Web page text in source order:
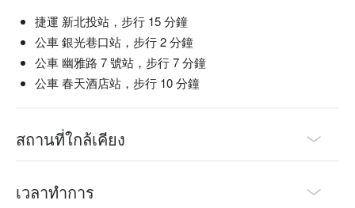
捷運 新北投站，步行 15 分鐘
公車 銀光巷口站，步行 2 分鐘
公車 幽雅路 7 號站，步行 7 分鐘
公車 春天酒店站，步行 10 分鐘
สถานที่ใกล้เคียง
เวลาทำการ